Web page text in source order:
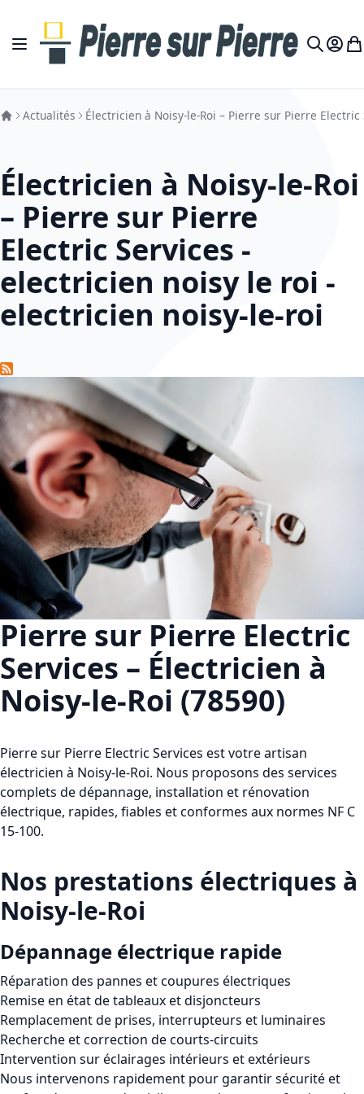
Basculer la navigation Mon
Actualités Électricien à Noisy-le-Roi – Pierre sur Pierre
Électricien à Noisy-le-Roi
– Pierre sur Pierre
Electric Services -
electricien noisy le roi -
electricien noisy-le-roi
Pierre sur Pierre Electric
Services – Électricien à
Noisy-le-Roi (78590)
Pierre sur Pierre Electric Services est votre artisan
électricien à Noisy-le-Roi. Nous proposons des services
complets de dépannage, installation et rénovation
électrique, rapides, fiables et conformes aux normes NF C
15-100.
Nos prestations électriques à
Noisy-le-Roi
Dépannage électrique rapide
Réparation des pannes et coupures électriques
Remise en état de tableaux et disjoncteurs
Remplacement de prises, interrupteurs et luminaires
Recherche et correction de courts-circuits
Intervention sur éclairages intérieurs et extérieurs
Nous intervenons rapidement pour garantir sécurité et